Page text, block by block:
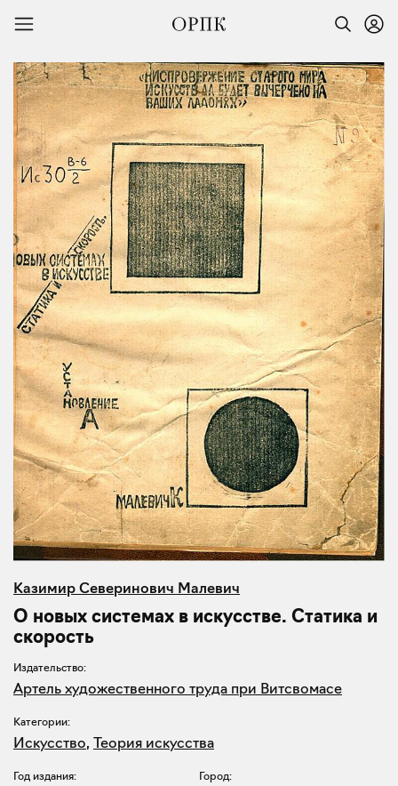
Казимир Северинович Малевич
О новых системах в искусстве. Статика и
скорость
Издательство:
Артель художественного труда при Витсвомасе
Категории:
Искусство, Теория искусства
Год издания: Город: